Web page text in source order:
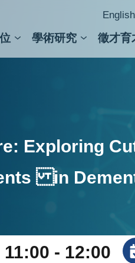
English
學術研究 徵才育
Exploring
in
- 12:00